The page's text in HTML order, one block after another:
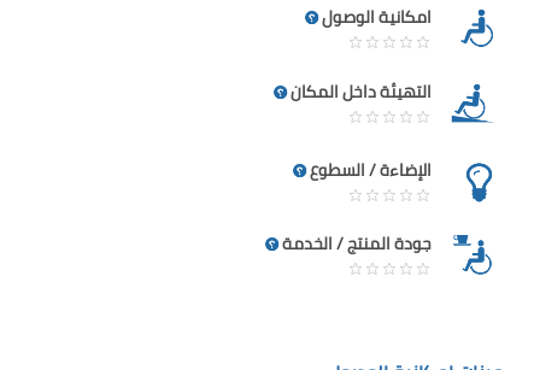
امكانية الوصول
التهيئة داخل المكان
الإضاءة / السطوع
جودة المنتج / الخدمة